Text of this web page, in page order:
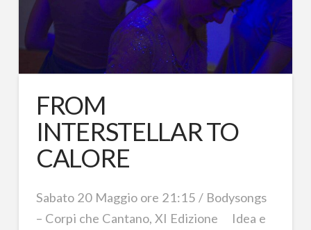
FROM
INTERSTELLAR TO
CALORE
Sabato 20 Maggio ore 21:15 / Bodysongs
– Corpi che Cantano, XI Edizione Idea e